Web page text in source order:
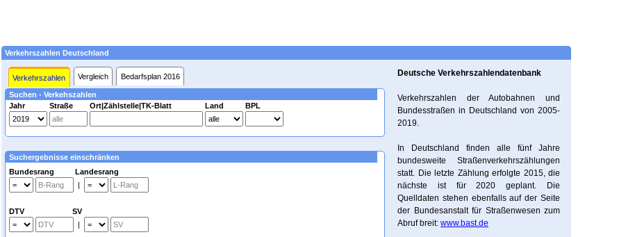
Verkehrszahlen Deutschland
Verkehrszahlen Vergleich Bedarfsplan 2016
Suchen - Verkehszahlen
Jahr
Straße Ort|Zählstelle|TK-Blatt Land BPL
Suchergebnisse einschränken
Bundesrang Landesrang
|
DTV SV
|
Deutsche Verkehrszahlendatenbank
Verkehrszahlen der Autobahnen und
Bundesstraßen in Deutschland von 2005-
2019.
In Deutschland finden alle fünf Jahre
bundesweite Straßenverkehrszählungen
statt. Die letzte Zählung erfolgte 2015, die
nächste ist für 2020 geplant. Die
Quelldaten stehen ebenfalls auf der Seite
der Bundesanstalt für Straßenwesen zum
Abruf breit: www.bast.de